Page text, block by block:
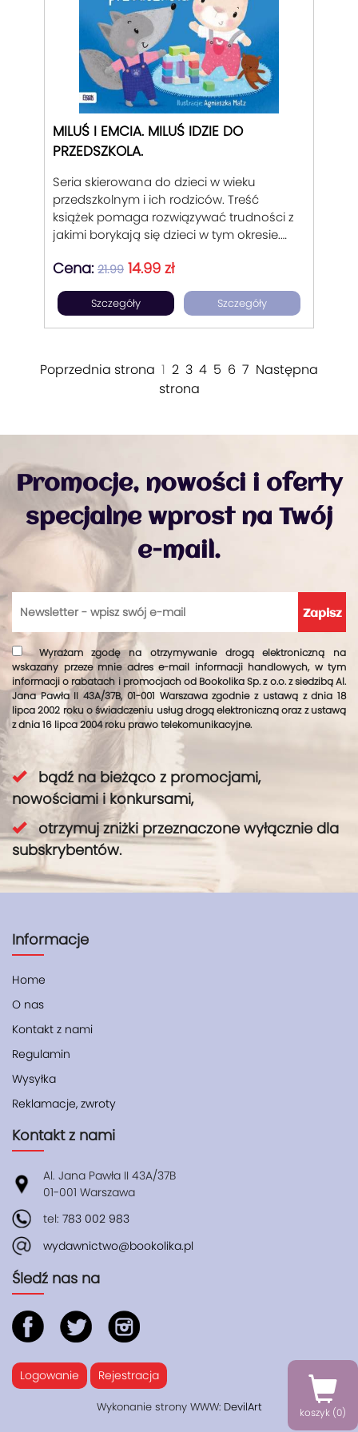
koszyk (0)
na wypowiadanie się, nauka orientacji
przestrzennej, kształtów, kolorów,
zdrowego żywienia, zasad higieny. Seria
pozwala dzieciom w wieku przedszkolnym
na pożyteczne spędzenie czasu w domu,
w przedszkolu, na wakacjach, w czasie
podróży. Jest wsparciem dla opiekunów,
rodziców, dziadków.
MILUŚ I EMCIA. MILUŚ IDZIE DO
PRZEDSZKOLA.
Seria skierowana do dzieci w wieku
przedszkolnym i ich rodziców. Treść
książek pomaga rozwiązywać trudności z
jakimi borykają się dzieci w tym okresie.
opowiadaniem, w którym bohaterowie po
raz pierwszy stykają się z daną sytuacją,
odczuwają wyraziste emocje, uzyskują
emocjonalnego, znajdowanie mocnych
stron dziecka, nauki radzenia sobie z
mówienie o tym co się czuje,
umiejętności słuchania innych oraz
budowania dobrych relacji z
rówieśnikami.
Cena: 21.99 14.99 zł
Szczegóły Szczegóły
Poprzednia strona 1 2 3 4 5 6 7 Następna
strona
Promocje, nowości i oferty
specjalne wprost na Twój
e-mail.
Wyrażam zgodę na otrzymywanie drogą elektroniczną na
wskazany przeze mnie adres e-mail informacji handlowych, w tym
informacji o rabatach i promocjach od Bookolika Sp. z o.o. z siedzibą Al.
Jana Pawła II 43A/37B, 01-001 Warszawa zgodnie z ustawą z dnia 18
lipca 2002 roku o świadczeniu usług drogą elektroniczną oraz z ustawą
z dnia 16 lipca 2004 roku prawo telekomunikacyjne.
bądź na bieżąco z promocjami,
nowościami i konkursami,
otrzymuj zniżki przeznaczone wyłącznie dla
subskrybentów.
Informacje
Home
O nas
Kontakt z nami
Regulamin
Wysyłka
Reklamacje, zwroty
Kontakt z nami
Al. Jana Pawła II 43A/37B
01-001 Warszawa
tel: 783 002 983
wydawnictwo@bookolika.pl
Śledź nas na
Logowanie Rejestracja
Wykonanie strony WWW: DevilArt